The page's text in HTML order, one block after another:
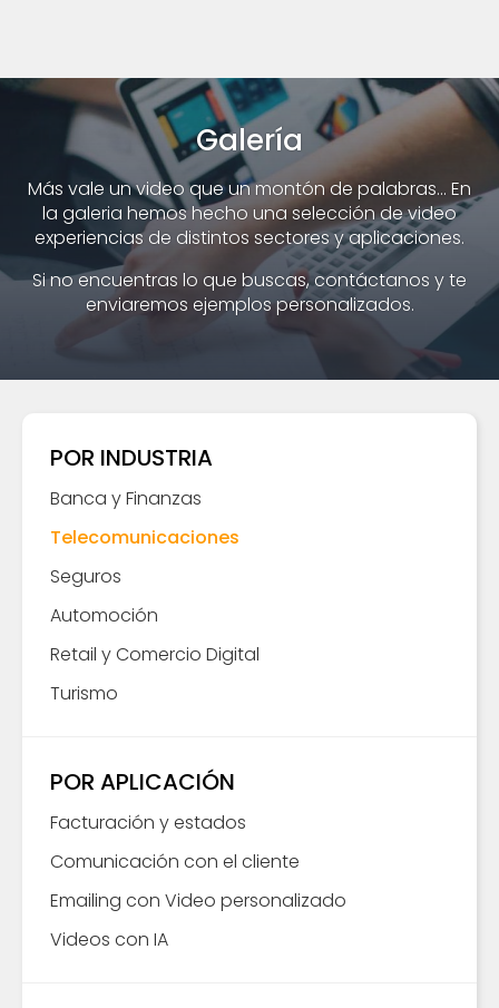
Galería
Más vale un video que un montón de palabras... En
la galeria hemos hecho una selección de video
experiencias de distintos sectores y aplicaciones.
Si no encuentras lo que buscas, contáctanos y te
enviaremos ejemplos personalizados.
POR INDUSTRIA
Banca y Finanzas
Telecomunicaciones
Seguros
Automoción
Retail y Comercio Digital
Turismo
POR APLICACIÓN
Facturación y estados
Comunicación con el cliente
Emailing con Video personalizado
Videos con IA